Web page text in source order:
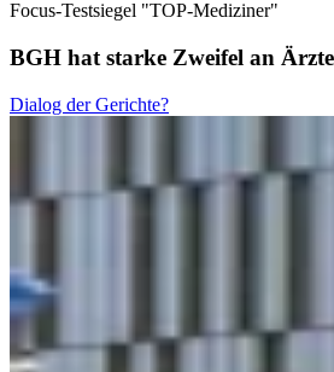
Focus-Testsiegel "TOP-Mediziner"
BGH hat starke Zweifel an
Dialog der Gerichte?